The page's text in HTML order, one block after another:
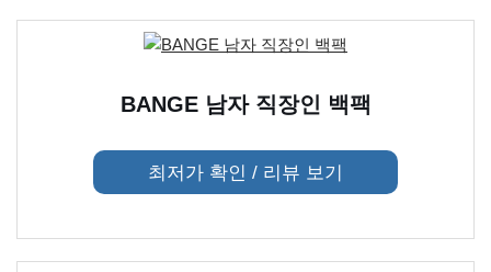
BANGE 남자 직장인 백팩
최저가 확인 / 리뷰 보기